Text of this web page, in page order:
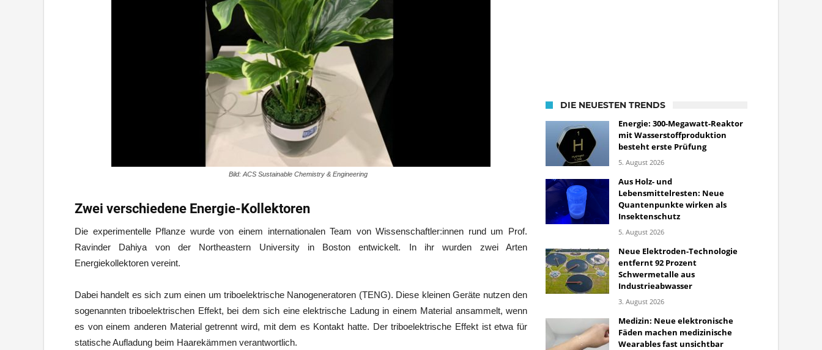
Bild: ACS Sustainable Chemistry & Engineering
Zwei verschiedene Energie-Kollektoren
Die experimentelle Pflanze wurde von einem internationalen Team von Wissenschaftler:innen rund um Prof.
Ravinder Dahiya von der Northeastern University in Boston entwickelt. In ihr wurden zwei Arten
Energiekollektoren vereint.
Dabei handelt es sich zum einen um triboelektrische Nanogeneratoren (TENG). Diese kleinen Geräte nutzen den
sogenannten triboelektrischen Effekt, bei dem sich eine elektrische Ladung in einem Material ansammelt, wenn
es von einem anderen Material getrennt wird, mit dem es Kontakt hatte. Der triboelektrische Effekt ist etwa für
statische Aufladung beim Haarekämmen verantwortlich.
DIE NEUESTEN TRENDS
Energie: 300-Megawatt-Reaktor
mit Wasserstoffproduktion
besteht erste Prüfung
5. August 2026
Aus Holz- und
Lebensmittelresten: Neue
Quantenpunkte wirken als
Insektenschutz
5. August 2026
Neue Elektroden-Technologie
entfernt 92 Prozent
Schwermetalle aus
Industrieabwasser
3. August 2026
Medizin: Neue elektronische
Fäden machen medizinische
Wearables fast unsichtbar